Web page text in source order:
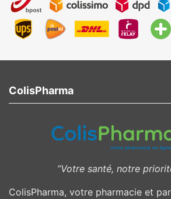
ColisPharma
”Votre santé, notre
ColisPharma, votre pharmacie et